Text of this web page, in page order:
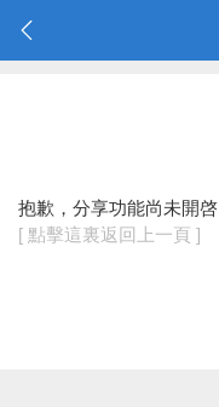
抱歉，分享功能尚未開啓
[ 點擊這裏返回上一頁 ]